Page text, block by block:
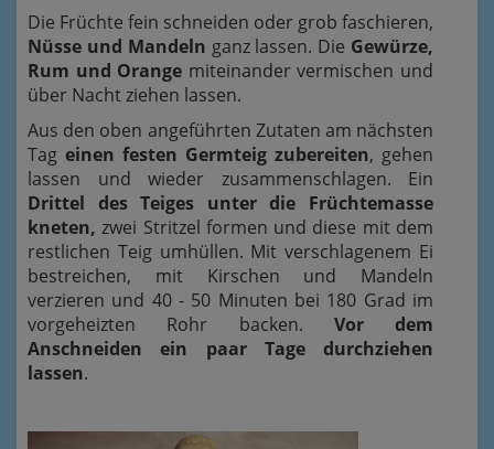
Die Früchte fein schneiden oder grob faschieren,
Nüsse und Mandeln ganz lassen. Die Gewürze,
Rum und Orange miteinander vermischen und
über Nacht ziehen lassen.
Aus den oben angeführten Zutaten am nächsten
Tag einen festen Germteig zubereiten, gehen
lassen und wieder zusammenschlagen. Ein
Drittel des Teiges unter die Früchtemasse
kneten, zwei Stritzel formen und diese mit dem
restlichen Teig umhüllen. Mit verschlagenem Ei
bestreichen, mit Kirschen und Mandeln
verzieren und 40 - 50 Minuten bei 180 Grad im
vorgeheizten Rohr backen. Vor dem
Anschneiden ein paar Tage durchziehen
lassen.